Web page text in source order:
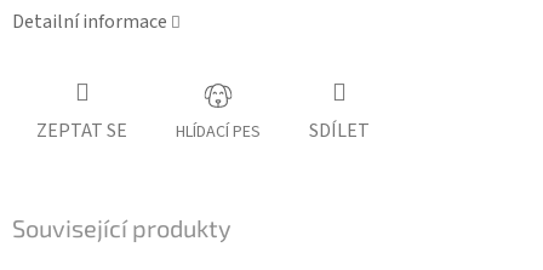
Detailní informace
ZEPTAT SE HLÍDACÍ PES SDÍLET
Související produkty